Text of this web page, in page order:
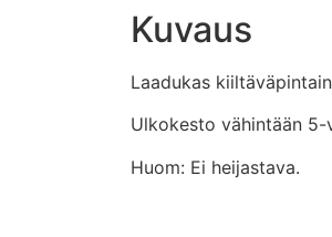
Kuvaus
Laadukas
Ulkokesto vähintään 5-
Huom: Ei heijastava.